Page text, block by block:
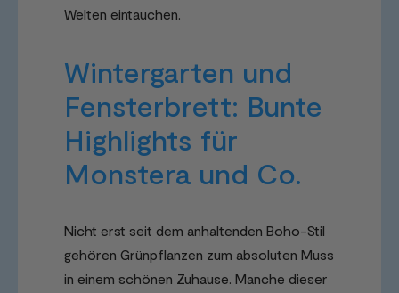
Welten eintauchen.
Wintergarten und
Fensterbrett: Bunte
Highlights für
Monstera und Co.
Nicht erst seit dem anhaltenden Boho-Stil
gehören Grünpflanzen zum absoluten Muss
in einem schönen Zuhause. Manche dieser